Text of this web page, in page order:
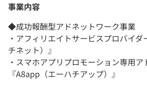
事業内容
◆成功報酬型アドネットワーク事業
・アフィリエイトサービスプロバイ
チネット）』
・スマホアプリプロモーション専用ア
『A8app（エーハチアップ）』